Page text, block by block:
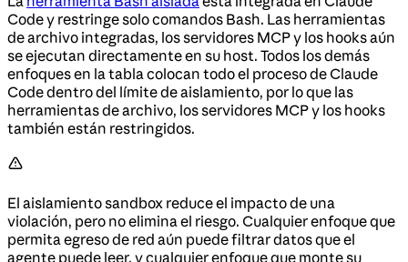
Code y restringe solo comandos Bash. Las herramientas
de archivo integradas, los servidores MCP y los hooks aún
se ejecutan directamente en su host. Todos los demás
enfoques en la tabla colocan todo el proceso de Claude
Code dentro del límite de aislamiento, por lo que las
herramientas de archivo, los servidores MCP y los hooks
también están restringidos.
El aislamiento sandbox reduce el impacto de una
violación, pero no elimina el riesgo. Cualquier enfoque que
permita egreso de red aún puede filtrar datos que el
agente puede leer, y cualquier enfoque que monte su